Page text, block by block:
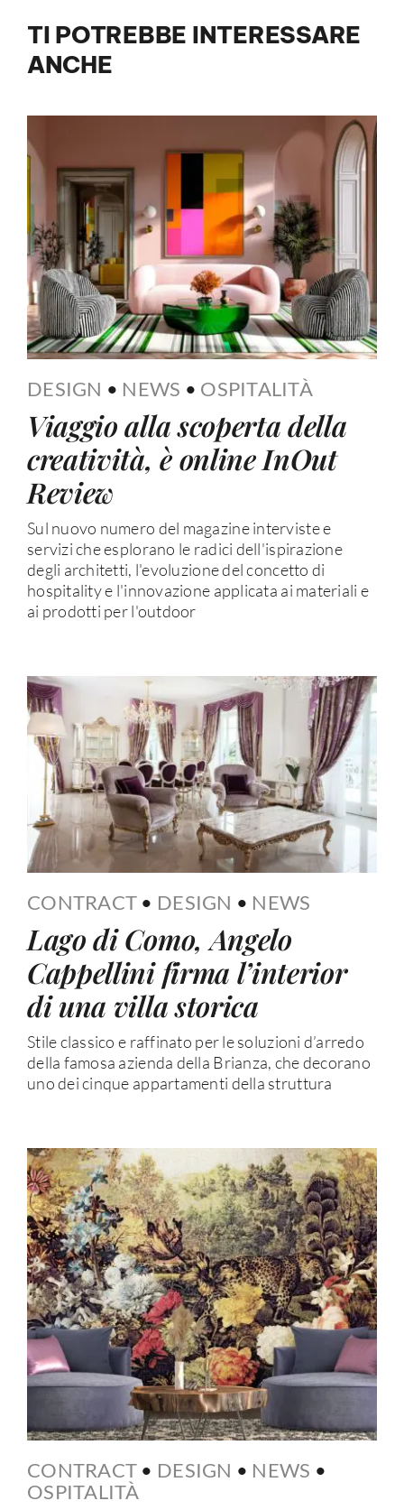
TI POTREBBE INTERESSARE
ANCHE
DESIGN • NEWS • OSPITALITÀ
Viaggio alla scoperta della
creatività, è online InOut
Review
Sul nuovo numero del magazine interviste e
servizi che esplorano le radici dell'ispirazione
degli architetti, l'evoluzione del concetto di
hospitality e l'innovazione applicata ai materiali e
ai prodotti per l'outdoor
CONTRACT • DESIGN • NEWS
Lago di Como, Angelo
Cappellini firma l’interior
di una villa storica
Stile classico e raffinato per le soluzioni d’arredo
della famosa azienda della Brianza, che decorano
uno dei cinque appartamenti della struttura
CONTRACT • DESIGN • NEWS •
OSPITALITÀ